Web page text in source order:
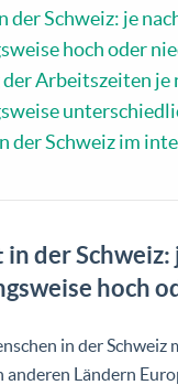
der Schweiz: je
hoch oder
Arbeitszeiten je
der Schweiz im
der Schweiz:
hoch
in der Schweiz
anderen Ländern